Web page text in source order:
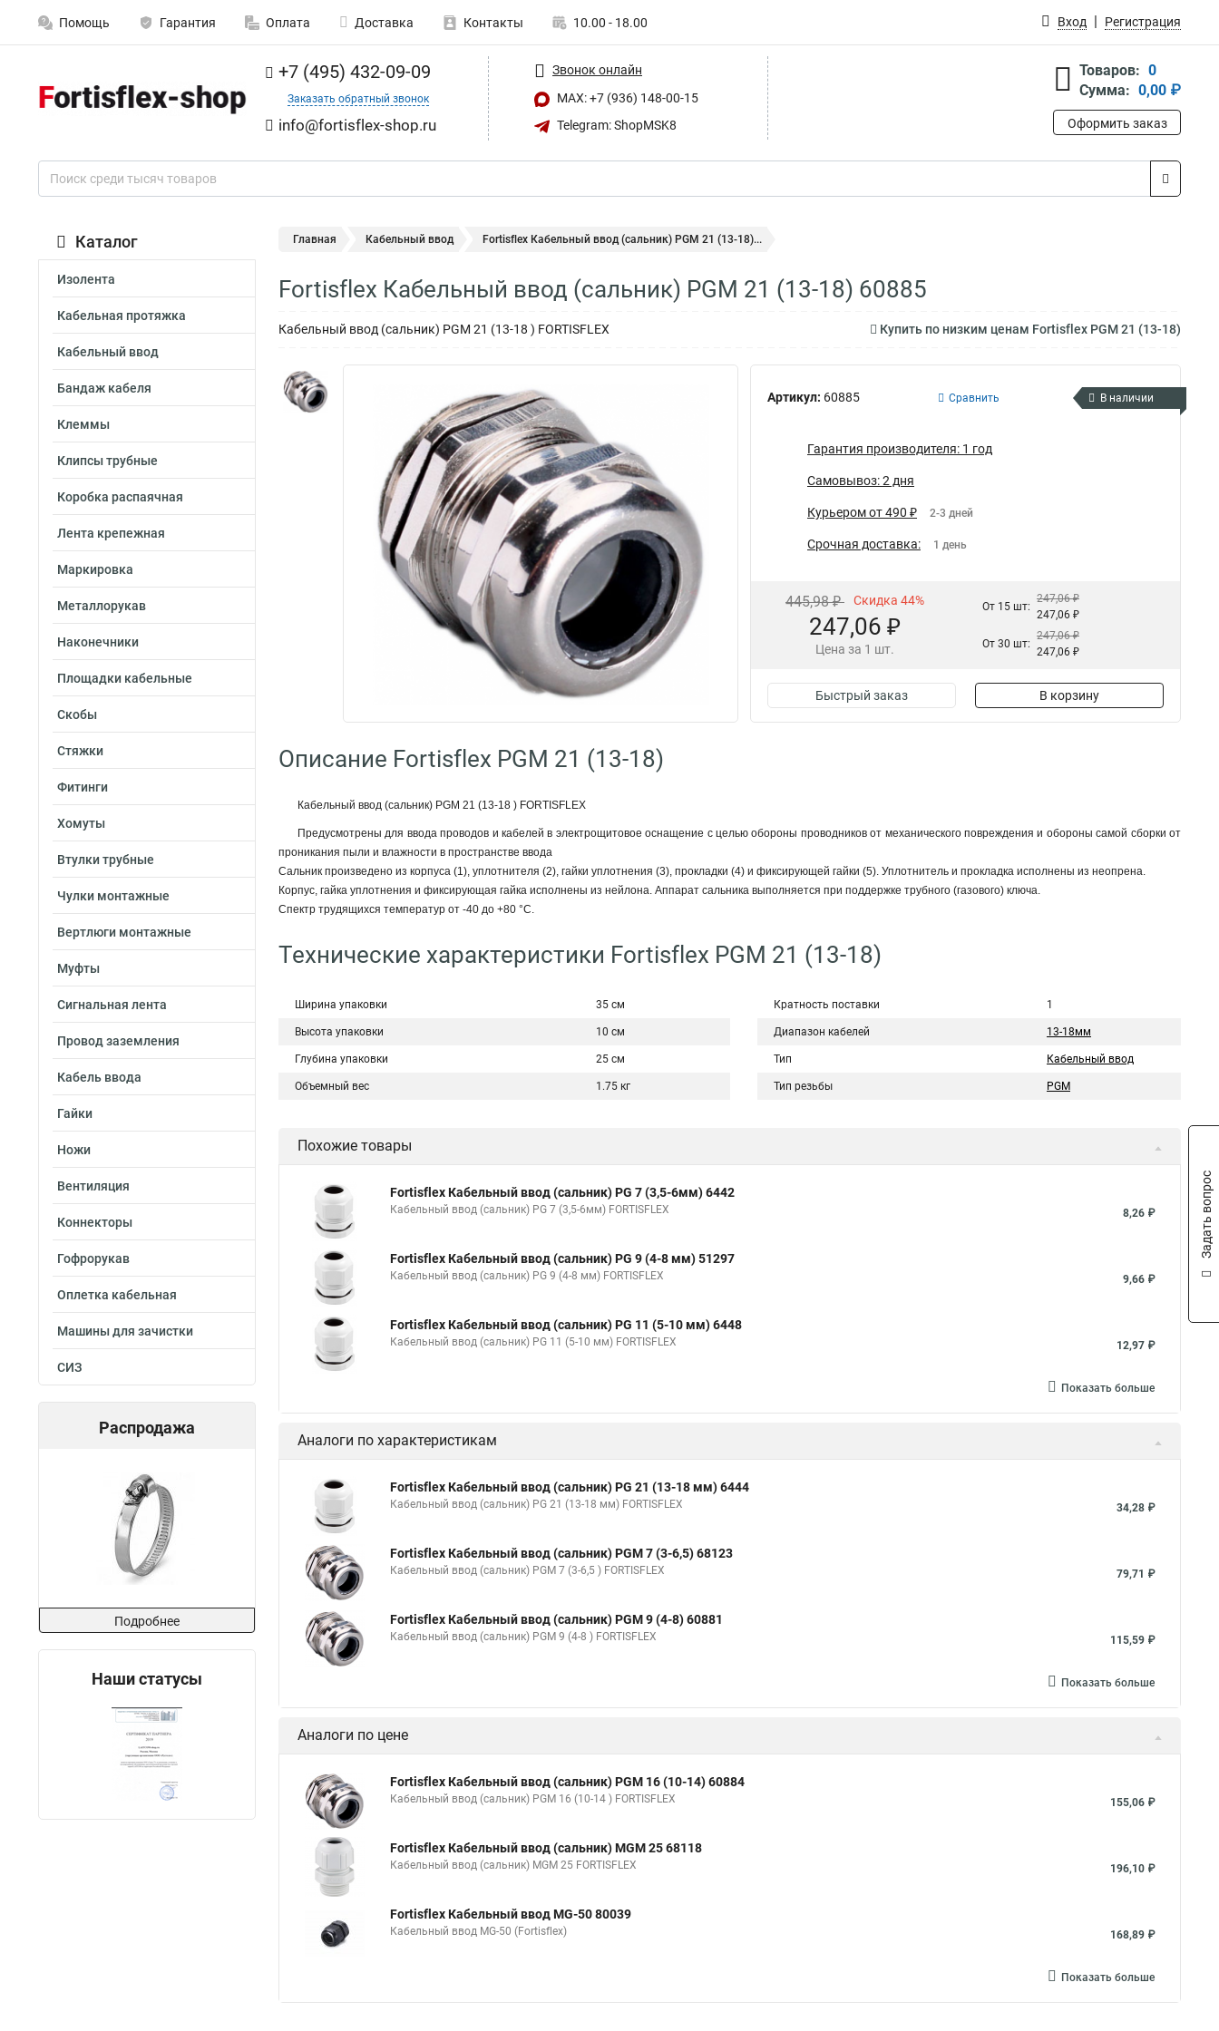
Помощь Гарантия Оплата Доставка Контакты 10.00 - 18.00 Вход Регистрация
+7 (495) 432-09-09
Заказать обратный звонок
info@fortisflex-shop.ru
Звонок онлайн
MAX: +7 (936) 148-00-15
Telegram: ShopMSK8
Товаров: 0
Сумма: 0,00 ₽
Оформить заказ
Каталог
Изолента
Кабельная протяжка
Кабельный ввод
Бандаж кабеля
Клеммы
Клипсы трубные
Коробка распаячная
Лента крепежная
Маркировка
Металлорукав
Наконечники
Площадки кабельные
Скобы
Стяжки
Фитинги
Хомуты
Втулки трубные
Чулки монтажные
Вертлюги монтажные
Муфты
Сигнальная лента
Провод заземления
Кабель ввода
Гайки
Ножи
Вентиляция
Коннекторы
Гофрорукав
Оплетка кабельная
Машины для зачистки
СИЗ
Распродажа
Подробнее
Наши статусы
Главная Кабельный ввод Fortisflex Кабельный ввод (сальник) PGM 21 (13-18)...
Fortisflex Кабельный ввод (сальник) PGM 21 (13-18) 60885
Кабельный ввод (сальник) PGM 21 (13-18 ) FORTISFLEX Купить по низким ценам Fortisflex PGM 21 (13-18)
Артикул: 60885 Сравнить В наличии
Гарантия производителя: 1 год
Самовывоз: 2 дня
Курьером от 490 ₽ 2-3 дней
Срочная доставка: 1 день
445,98 ₽ Скидка 44%
247,06 ₽
Цена за 1 шт.
От 15 шт:
247,06 ₽
247,06 ₽
От 30 шт:
247,06 ₽
247,06 ₽
Быстрый заказ В корзину
Описание Fortisflex PGM 21 (13-18)
Кабельный ввод (сальник) PGM 21 (13-18 ) FORTISFLEX
Предусмотрены для ввода проводов и кабелей в электрощитовое оснащение с целью обороны проводников от механического повреждения и обороны самой сборки от
проникания пыли и влажности в пространстве ввода
Сальник произведено из корпуса (1), уплотнителя (2), гайки уплотнения (3), прокладки (4) и фиксирующей гайки (5). Уплотнитель и прокладка исполнены из неопрена.
Корпус, гайка уплотнения и фиксирующая гайка исполнены из нейлона. Аппарат сальника выполняется при поддержке трубного (газового) ключа.
Спектр трудящихся температур от -40 до +80 °С.
Технические характеристики Fortisflex PGM 21 (13-18)
Ширина упаковки 35 см
Высота упаковки 10 см
Глубина упаковки 25 см
Объемный вес 1.75 кг
Кратность поставки 1
Диапазон кабелей 13-18мм
Тип Кабельный ввод
Тип резьбы PGM
Похожие товары
Fortisflex Кабельный ввод (сальник) PG 7 (3,5-6мм) 6442
Кабельный ввод (сальник) PG 7 (3,5-6мм) FORTISFLEX 8,26 ₽
Fortisflex Кабельный ввод (сальник) PG 9 (4-8 мм) 51297
Кабельный ввод (сальник) PG 9 (4-8 мм) FORTISFLEX 9,66 ₽
Fortisflex Кабельный ввод (сальник) PG 11 (5-10 мм) 6448
Кабельный ввод (сальник) PG 11 (5-10 мм) FORTISFLEX 12,97 ₽
Показать больше
Аналоги по характеристикам
Fortisflex Кабельный ввод (сальник) PG 21 (13-18 мм) 6444
Кабельный ввод (сальник) PG 21 (13-18 мм) FORTISFLEX 34,28 ₽
Fortisflex Кабельный ввод (сальник) PGM 7 (3-6,5) 68123
Кабельный ввод (сальник) PGM 7 (3-6,5 ) FORTISFLEX 79,71 ₽
Fortisflex Кабельный ввод (сальник) PGM 9 (4-8) 60881
Кабельный ввод (сальник) PGM 9 (4-8 ) FORTISFLEX 115,59 ₽
Показать больше
Аналоги по цене
Fortisflex Кабельный ввод (сальник) PGM 16 (10-14) 60884
Кабельный ввод (сальник) PGM 16 (10-14 ) FORTISFLEX 155,06 ₽
Fortisflex Кабельный ввод (сальник) MGM 25 68118
Кабельный ввод (сальник) MGM 25 FORTISFLEX 196,10 ₽
Fortisflex Кабельный ввод MG-50 80039
Кабельный ввод MG-50 (Fortisflex) 168,89 ₽
Показать больше
Задать вопрос